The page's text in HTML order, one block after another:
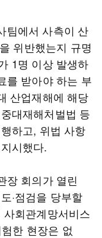
팀에서 사측이 산
위반했는지 규명
1명 이상 발생하
를 받아야 하는 부
산업재해에 해당
대재해처벌법 등
하고, 위법 사항
시했다.
장 회의가 열린
·점검을 당부할
회관계망서비스
한 현장은 없